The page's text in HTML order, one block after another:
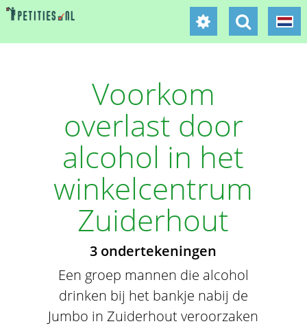
Voorkom
overlast door
alcohol in het
winkelcentrum
Zuiderhout
3 ondertekeningen
Een groep mannen die alcohol
drinken bij het bankje nabij de
Jumbo in Zuiderhout veroorzaken